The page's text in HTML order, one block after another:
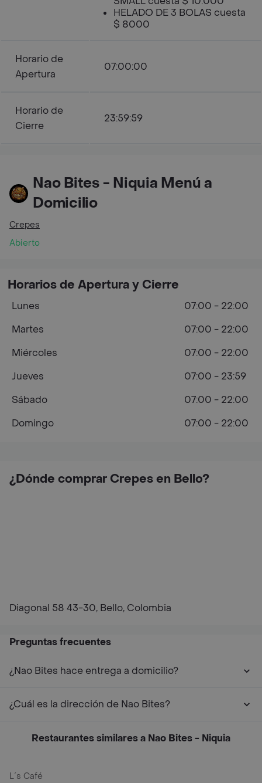
HELADO DE 3 BOLAS cuesta
$ 8000
Horario de
Apertura
07:00:00
Horario de
Cierre
23:59:59
Nao Bites - Niquia Menú a
Domicilio
Crepes
Abierto
¿Dónde comprar Crepes en Bello?
Diagonal 58 43-30, Bello, Colombia
Horarios de Apertura y Cierre
Lunes
07:00 - 22:00
Martes
07:00 - 22:00
Miércoles
07:00 - 22:00
Jueves
07:00 - 23:59
Sábado
07:00 - 22:00
Domingo
07:00 - 22:00
Preguntas frecuentes
¿Nao Bites hace entrega a domicilio?
¿Cuál es la dirección de Nao Bites?
Restaurantes similares a Nao Bites - Niquia
L´s Café